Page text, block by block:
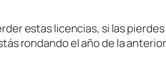
estas licencias, si las
rondando el año de la